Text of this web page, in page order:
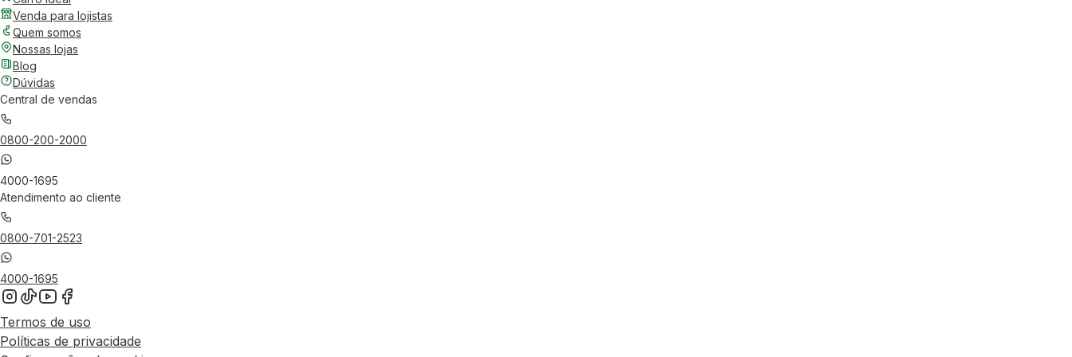
Venda para lojistas
Quem somos
Nossas lojas
Blog
Dúvidas
Central de vendas
0800-200-2000
4000-1695
Atendimento ao cliente
0800-701-2523
4000-1695
Termos de uso
Políticas de privacidade